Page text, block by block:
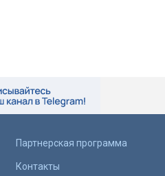
Партнерская программа
Контакты